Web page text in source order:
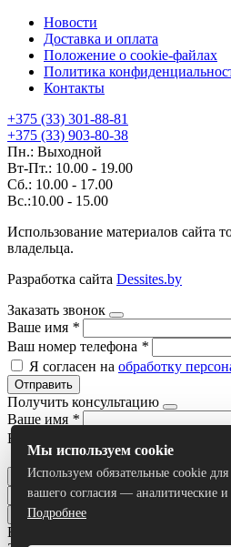
Новости
Доставка и оплата
Положение о cookie-файлах
Политика
Контакты
+375 (33) 301-88-81
+375 (33) 903-80-38
Пн.: Выходной
Вт-Пт.: 10.00 - 19.00
Сб.: 10.00 - 17.00
Вс.:10.00 - 15.00
Использование материалов сайта
владельца.
Разработка сайта Dessites.by
Заказать звонок
Ваше имя *
Ваш номер телефона *
Я согласен на обработку
Отправить
Получить консультацию
Ваше имя *
Ваш номер телефона
Я согласен наобработку
Отправить
Все результаты
Мы используем cookie
Используем обязательные cookie
вашего согласия — аналитические
Подробнее